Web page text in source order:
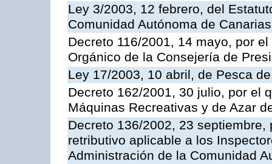
Ley 3/2003, 12 febrero, del
Comunidad Autónoma de Canarias
Decreto 116/2001, 14 mayo, por
Orgánico de la Consejería de
Ley 17/2003, 10 abril, de Pesca
Decreto 162/2001, 30 julio, por el
Máquinas Recreativas y de Azar
Decreto 136/2002, 23
retributivo aplicable a los
Administración de la Comunidad